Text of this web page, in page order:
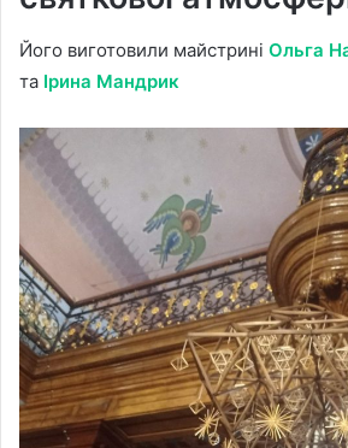
Його виготовили майстрині Ольга
та Ірина Мандрик